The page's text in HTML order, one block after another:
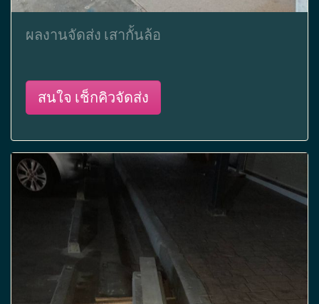
ผลงานจัดส่ง เสากั้นล้อ
สนใจ เช็กคิวจัดส่ง